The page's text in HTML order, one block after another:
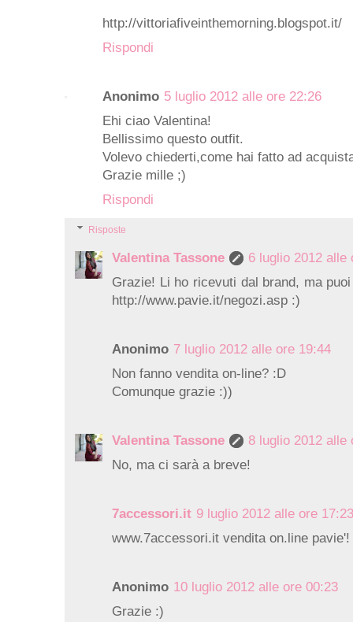
http://vittoriafiveinthemorning.blogspot.it/
Rispondi
Anonimo 5 luglio 2012 alle ore 22:26
Ehi ciao Valentina!
Bellissimo questo outfit.
Volevo chiederti,come hai fatto ad
Grazie mille ;)
Rispondi
Risposte
Valentina Tassone
6 luglio 2012 alle
Grazie! Li ho ricevuti dal brand, ma
http://www.pavie.it/negozi.asp :)
Anonimo 7 luglio 2012 alle ore 19:44
Non fanno vendita on-line? :D
Comunque grazie :))
Valentina Tassone
8 luglio 2012 alle
No, ma ci sarà a breve!
7accessori.it 9 luglio 2012 alle ore 17:23
www.7accessori.it vendita on.line pavie'!
Anonimo 10 luglio 2012 alle ore 00:23
Grazie :)